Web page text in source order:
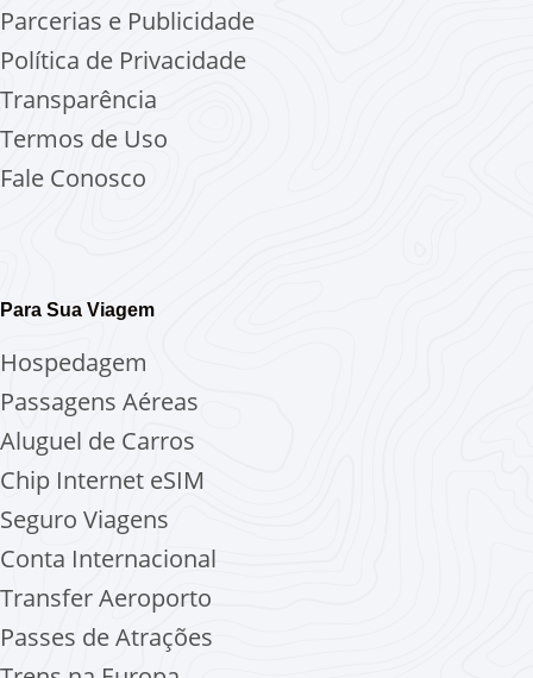
Parcerias e Publicidade
Política de Privacidade
Transparência
Termos de Uso
Fale Conosco
Para Sua Viagem
Hospedagem
Passagens Aéreas
Aluguel de Carros
Chip Internet eSIM
Seguro Viagens
Conta Internacional
Transfer Aeroporto
Passes de Atrações